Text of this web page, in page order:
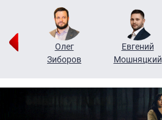
Олег
Зиборов
Евгений
Мошняцкий